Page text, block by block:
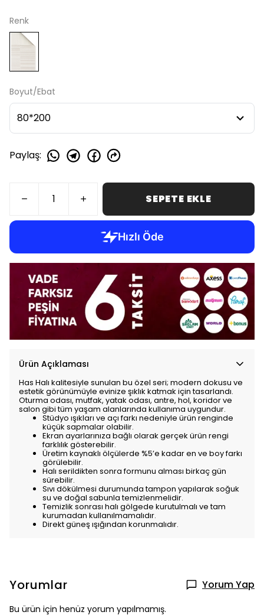
Renk
Boyut/Ebat
Paylaş:
SEPETE EKLE
Ürün Açıklaması
Has Halı kalitesiyle sunulan bu özel seri; modern dokusu ve
estetik görünümüyle evinize şıklık katmak için tasarlandı.
Oturma odası, mutfak, yatak odası, antre, hol, koridor ve
salon gibi tüm yaşam alanlarında kullanıma uygundur.
Stüdyo ışıkları ve açı farkı nedeniyle ürün renginde
küçük sapmalar olabilir.
Ekran ayarlarınıza bağlı olarak gerçek ürün rengi
farklılık gösterebilir.
Üretim kaynaklı ölçülerde %5’e kadar en ve boy farkı
görülebilir.
Halı serildikten sonra formunu alması birkaç gün
sürebilir.
Sıvı dökülmesi durumunda tampon yapılarak soğuk
su ve doğal sabunla temizlenmelidir.
Temizlik sonrası halı gölgede kurutulmalı ve tam
kurumadan kullanılmamalıdır.
Direkt güneş ışığından korunmalıdır.
Yorumlar Yorum Yap
Bu ürün için henüz yorum yapılmamış.